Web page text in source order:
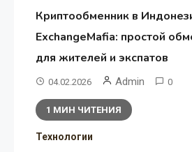
Криптообменник в
ExchangeMafia: простой
для жителей и экспатов
04.02.2026 Admin 0
1 МИН ЧИТЕНИЯ
Технологии